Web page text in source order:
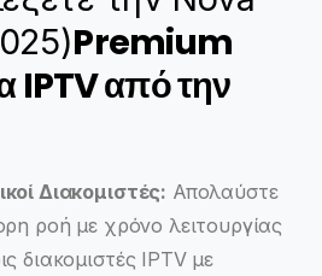
Premium
IPTV από την
Διακομιστές: Απολαύστε
ροή με χρόνο λειτουργίας
διακομιστές IPTV με